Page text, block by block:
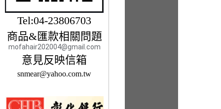
Tel:04-23806703
商品&匯款相關問題
mofahair202004@gmail.com
意見反映信箱
snmear@yahoo.com.tw